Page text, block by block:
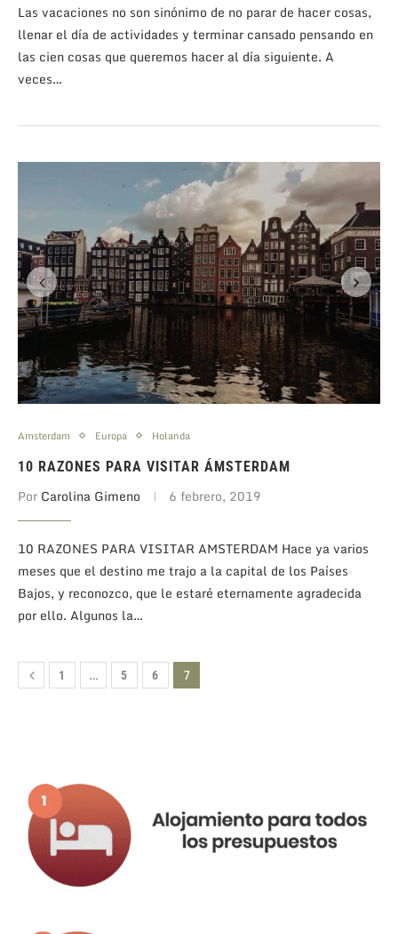
Las vacaciones no son sinónimo de no parar de hacer cosas,
llenar el día de actividades y terminar cansado pensando en
las cien cosas que queremos hacer al día siguiente. A
veces…
Amsterdam Europa Holanda
10 RAZONES PARA VISITAR ÁMSTERDAM
Por Carolina Gimeno 6 febrero, 2019
10 RAZONES PARA VISITAR AMSTERDAM Hace ya varios
meses que el destino me trajo a la capital de los Países
Bajos, y reconozco, que le estaré eternamente agradecida
por ello. Algunos la…
1 … 5 6 7